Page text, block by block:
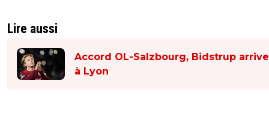
Lire aussi
Accord OL-Salzbourg, Bidstrup arrive
à Lyon